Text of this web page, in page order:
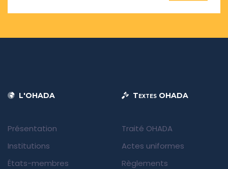
L'OHADA
Présentation
Institutions
États-membres
Textes OHADA
Traité OHADA
Actes uniformes
Règlements